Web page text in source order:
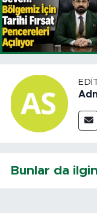
Bunlar da